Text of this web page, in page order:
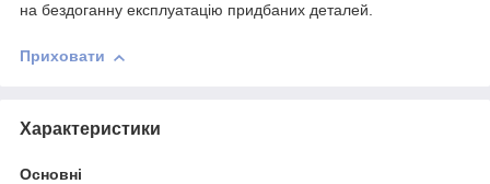
на бездоганну експлуатацію придбаних деталей.
Приховати
Характеристики
Основні